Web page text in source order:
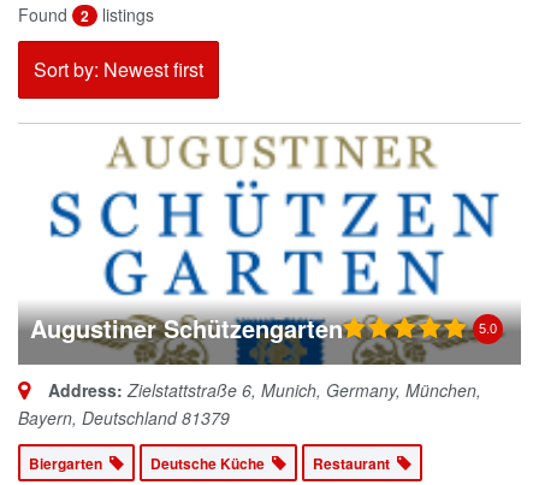
Found 2 listings
Sort by: Newest first
Augustiner Schützengarten 5.0
Address: Zielstattstraße 6, Munich, Germany, München,
Bayern, Deutschland 81379
Biergarten Deutsche Küche Restaurant